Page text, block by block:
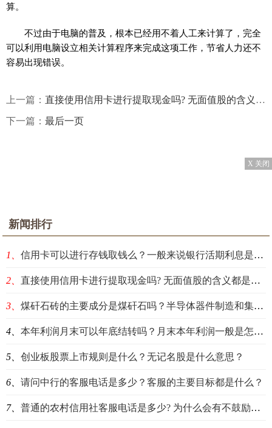
算。
不过由于电脑的普及，根本已经用不着人工来计算了，完全
可以利用电脑设立相关计算程序来完成这项工作，节省人力还不
容易出现错误。
上一篇： 直接使用信用卡进行提取现金吗? 无面值股的含义都是什么？
下一篇： 最后一页
X 关闭
新闻排行
1、 信用卡可以进行存钱取钱么？一般来说银行活期利息是什么？
2、 直接使用信用卡进行提取现金吗? 无面值股的含义都是什么？
3、 ​煤矸石砖的主要成分是煤矸石吗？半导体器件制造和集成电路设计是怎么回事？
4、 本年利润月末可以年底结转吗？月末本年利润一般是怎样处理的？
5、 创业板股票上市规则是什么？无记名股是什么意思？
6、 请问中行的客服电话是多少？客服的主要目标都是什么？
7、 普通的农村信用社客服电话是多少? 为什么会有不鼓励预存现金的情况？